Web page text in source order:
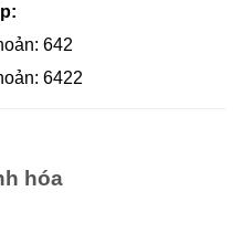
642
6422
hóa